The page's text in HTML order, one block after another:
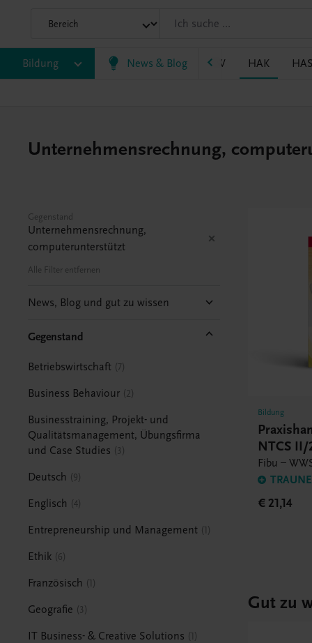
Bildung News & Blog
BASOP BRP BS EWF/ZWF FW HAK HAS
Unternehmensrechnung,
Gegenstand
Unternehmensrechnung,
computerunterstützt
Alle Filter entfernen
News, Blog und gut zu wissen
Gegenstand
Betriebswirtschaft 7
Business Behaviour 2
Businesstraining, Projekt- und
Qualitätsmanagement, Übungsfirma
und Case Studies
3
Deutsch 9
Englisch 4
Entrepreneurship und Management 1
Ethik 6
Französisch 1
Geografie 3
IT Business- & Creative Solutions 1
Bildung
NTCS
Fibu –
€ 21,14
Gut zu